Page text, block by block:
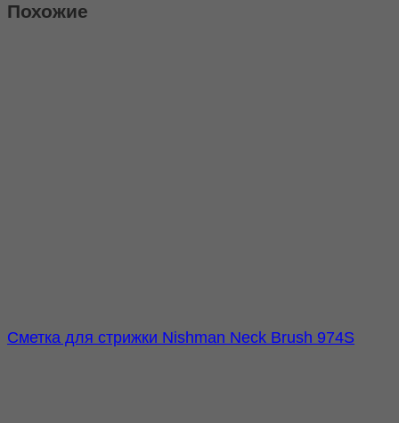
Похожие
Сметка для стрижки Nishman Neck Brush 974S